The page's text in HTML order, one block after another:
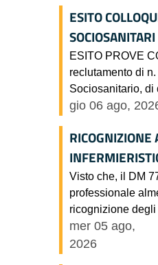
ESITO
ESITO PROVE
reclutamento di
Sociosanitario, di
gio 06 ago,
Visto che, il DM
professionale
ricognizione
mer 05 ago,
2026